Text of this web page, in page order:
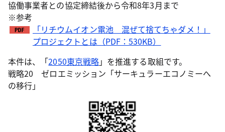
協働事業者との協定締結後から令和8年3月まで
※参考
「リチウムイオン電池 混ぜて捨てちゃダメ！」
プロジェクトとは（PDF：530KB）
本件は、「2050東京戦略」を推進する取組です。
戦略20 ゼロエミッション「サーキュラーエコノミーへ
の移行」